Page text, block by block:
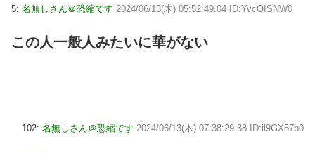
5: 名無しさん＠恐縮です 2024/06/13(木) 05:52:49.04 ID:YvcOISNW0
この人一般人みたいに華がない
102: 名無しさん＠恐縮です 2024/06/13(木) 07:38:29.38 ID:il9GX57b0